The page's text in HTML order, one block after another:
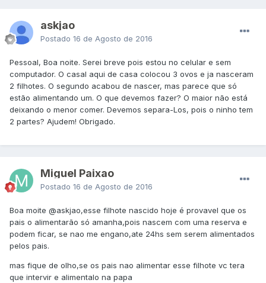
askjao
Postado 16 de Agosto de 2016
Pessoal, Boa noite. Serei breve pois estou no celular e sem
computador. O casal aqui de casa colocou 3 ovos e ja nasceram
2 filhotes. O segundo acabou de nascer, mas parece que só
estão alimentando um. O que devemos fazer? O maior não está
deixando o menor comer. Devemos separa-Los, pois o ninho tem
2 partes? Ajudem! Obrigado.
Miguel Paixao
Postado 16 de Agosto de 2016
Boa moite @askjao,esse filhote nascido hoje é provavel que os
pais o alimentarão só amanha,pois nascem com uma reserva e
podem ficar, se nao me engano,ate 24hs sem serem alimentados
pelos pais.
mas fique de olho,se os pais nao alimentar esse filhote vc tera
que intervir e alimentalo na papa